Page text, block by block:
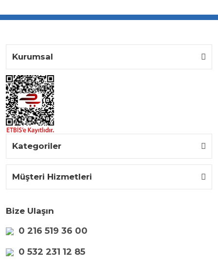
Kurumsal
Kategoriler
Müşteri Hizmetleri
Bize Ulaşın
0 216 519 36 00
0 532 231 12 85